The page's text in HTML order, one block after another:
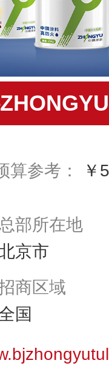
算参考： ￥
部所在地
京市
商区域
国